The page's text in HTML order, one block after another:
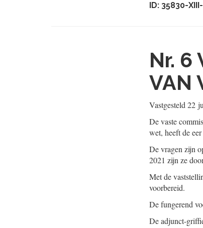
ID: 35830-
Nr. 6
VAN
Vastgesteld 22
De vaste
wet, heeft de
De vragen zijn
2021 zijn ze
Met de
voorbereid.
De fungerend
De adjunct-